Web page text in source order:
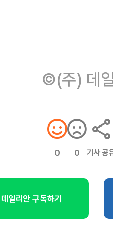
©(주) 데
0 0 기사 공
일리안 구독하기